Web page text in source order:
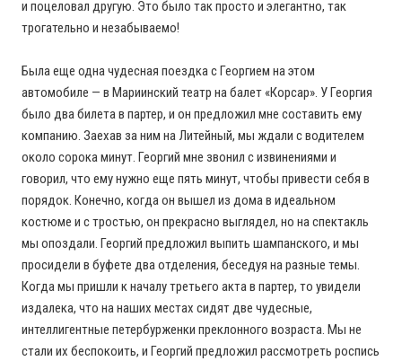
и поцеловал другую. Это было так просто и элегантно, так
трогательно и незабываемо!
Была еще одна чудесная поездка с Георгием на этом
автомобиле — в Мариинский театр на балет «Корсар». У Георгия
было два билета в партер, и он предложил мне составить ему
компанию. Заехав за ним на Литейный, мы ждали с водителем
около сорока минут. Георгий мне звонил с извинениями и
говорил, что ему нужно еще пять минут, чтобы привести себя в
порядок. Конечно, когда он вышел из дома в идеальном
костюме и с тростью, он прекрасно выглядел, но на спектакль
мы опоздали. Георгий предложил выпить шампанского, и мы
просидели в буфете два отделения, беседуя на разные темы.
Когда мы пришли к началу третьего акта в партер, то увидели
издалека, что на наших местах сидят две чудесные,
интеллигентные петербурженки преклонного возраста. Мы не
стали их беспокоить, и Георгий предложил рассмотреть роспись